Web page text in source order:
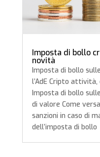
Imposta di bollo
novità
Imposta di bollo
l’AdE Cripto
Imposta di bollo
di valore Come
sanzioni in caso di
dell’imposta di